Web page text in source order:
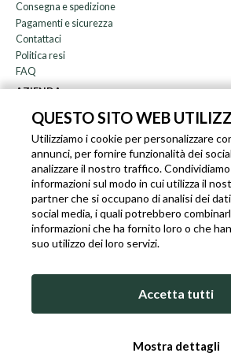
QUESTO SITO WEB
Utilizziamo i cookie per personalizzare
annunci, per fornire funzionalità dei
analizzare il nostro traffico.
informazioni sul modo in cui utilizza il
partner che si occupano di analisi dei
social media, i quali potrebbero
informazioni che ha fornito loro o che
suo utilizzo dei loro servizi.
Accetta tutti
Mostra dettagli
Consegna e spedizione
Pagamenti e sicurezza
Contattaci
Politica resi
FAQ
AZIENDA
Chi siamo
Blog
Affiliazione
EN IT FR DE
COOKIE POLICY